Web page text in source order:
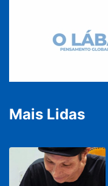
Mais Lidas